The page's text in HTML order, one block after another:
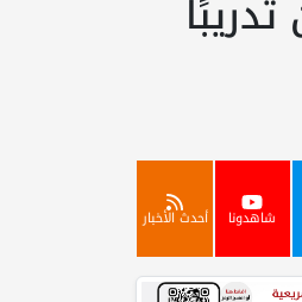
شاهدونا أحدث الأخبار